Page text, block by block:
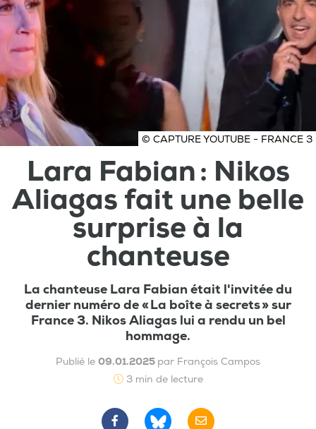
© CAPTURE YOUTUBE - FRANCE 3
Lara Fabian : Nikos
Aliagas fait une belle
surprise à la
chanteuse
La chanteuse Lara Fabian était l'invitée du
dernier numéro de « La boîte à secrets » sur
France 3. Nikos Aliagas lui a rendu un bel
hommage.
Publié le 09.01.2025 par François Campos
3 min de lecture